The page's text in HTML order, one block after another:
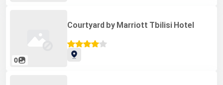
0
Courtyard by Marriott Tbilisi Hotel